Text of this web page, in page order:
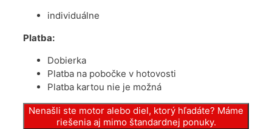
individuálne
Platba:
Dobierka
Platba na pobočke v hotovosti
Platba kartou nie je možná
Nenašli ste motor alebo diel, ktorý hľadáte? Máme
riešenia aj mimo štandardnej ponuky.